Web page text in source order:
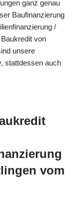
ganz genau
Baufinanzierung
/
von
unsere
stattdessen auch
vom